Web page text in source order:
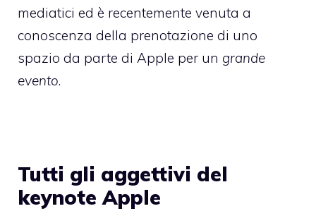
mediatici ed è recentemente venuta a
conoscenza della prenotazione di uno
spazio da parte di Apple per un grande
evento.
Tutti gli aggettivi del
keynote Apple